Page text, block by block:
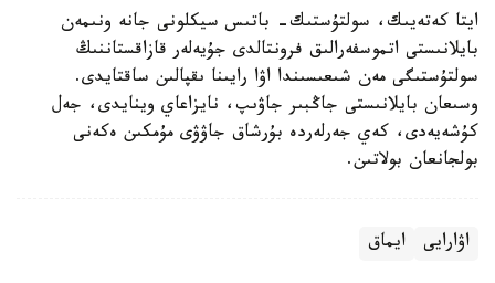
ايتا كەتەيىك، سولتۇستىك- باتىس سيكلونى جانە ونىمەن
بايلانىستى اتموسفەرالىق فرونتالدى جۇيەلەر قازاقستاننىڭ
سولتۇستىگى مەن شىعىسىندا اۋا رايىنا ىقپالىن ساقتايدى.
وسىعان بايلانىستى جاڭبىر جاۋىپ، نايزاعاي وينايدى، جەل
كۇشەيەدى، كەي جەرلەردە بۇرشاق جاۋۋى مۇمكىن ەكەنى
بولجانعان بولاتىن.
اۋارايى ايماق